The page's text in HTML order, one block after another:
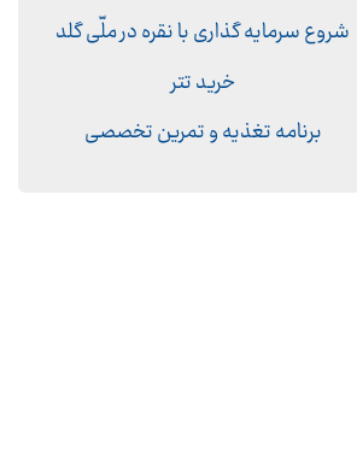
شروع سرمایه گذاری با نقره در ملّی گلد
خرید تتر
برنامه تغذیه و تمرین تخصصی